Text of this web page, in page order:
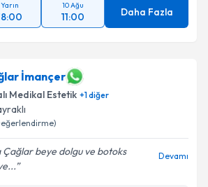
Yarın 10 Ağu
11:00 Daha Fazla
İmançer
Medikal Estetik +1diğer
beye dolgu ve botoks
Devamı